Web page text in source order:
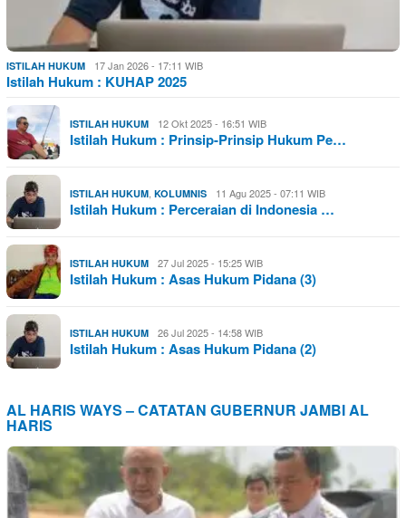
ISTILAH HUKUM 17 Jan 2026 - 17:11 WIB
Istilah Hukum : KUHAP 2025
ISTILAH HUKUM 12 Okt 2025 - 16:51 WIB
Istilah Hukum : Prinsip-Prinsip Hukum Pe…
ISTILAH HUKUM, KOLUMNIS 11 Agu 2025 - 07:11 WIB
Istilah Hukum : Perceraian di Indonesia …
ISTILAH HUKUM 27 Jul 2025 - 15:25 WIB
Istilah Hukum : Asas Hukum Pidana (3)
ISTILAH HUKUM 26 Jul 2025 - 14:58 WIB
Istilah Hukum : Asas Hukum Pidana (2)
AL HARIS WAYS – CATATAN GUBERNUR JAMBI AL
HARIS